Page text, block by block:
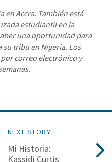
en Accra. También está
estudiantil en la
una oportunidad para
su tribu en Nigeria. Los
correo electrónico y
NEXT STORY
Mi Historia:
Kassidi Curtis